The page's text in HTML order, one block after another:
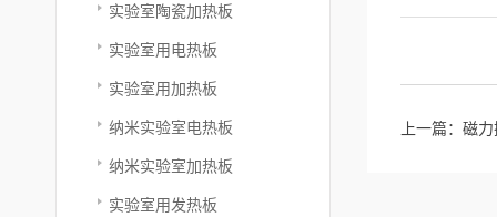
实验室陶瓷加热板
实验室用电热板
实验室用加热板
纳米实验室电热板
纳米实验室加热板
实验室用发热板
上一篇： 磁力